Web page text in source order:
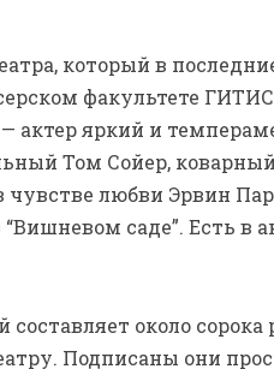
который в
факультете
актер яркий и
Том Сойер,
любви Эрвин
саде”. Есть в
около
Подписаны они